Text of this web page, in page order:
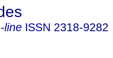
line ISSN 2318-9282